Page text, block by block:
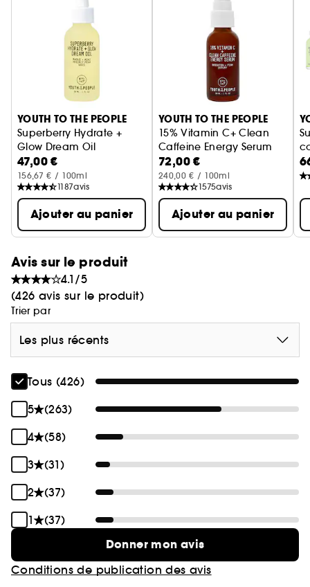
- Hydratation sous la crème hydratante + sur le
maquillage
- Apaise grâce au pentapeptide et
l'ashwagandha
- Protège la peau contre les facteurs de stress
environnementaux
Astuce : S'utilise tout au long de la journée pour
rafraîchir.
Ignorer le carrousel produits
YOUTH TO THE PEOPLE
Superberry Hydrate +
Glow Dream Oil
Huile visage hydratante
47,00 €
156,67 € / 100ml
1187avis
Ajouter au panier
YOUTH TO THE PEOPLE
15% Vitamin C+ Clean
Caffeine Energy Serum
Sérum énergisant à la caféine
72,00 €
240,00 € / 100ml
1575avis
Ajouter au panier
Avis sur le produit
4.1/5
(426 avis sur le produit)
Trier par
Les plus récents
Tous (426)
5
(263)
4
(58)
3
(31)
2
(37)
1
(37)
Donner mon avis
Conditions de publication des avis